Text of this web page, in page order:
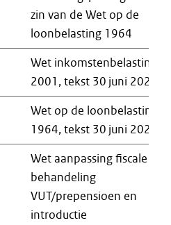
zin van de Wet op de
loonbelasting 1964
Wet inkomstenbelasting
2001, tekst 30 juni 2023
Wet op de loonbelasting
1964, tekst 30 juni 2023
Wet aanpassing fiscale
behandeling
VUT/prepensioen en
introductie